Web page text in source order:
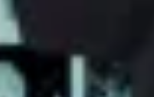
Jujutsu Kaisen